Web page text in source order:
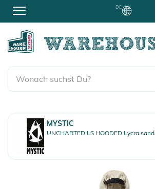
DE
MYSTIC
UNCHARTED LS HOODED Lycra sand